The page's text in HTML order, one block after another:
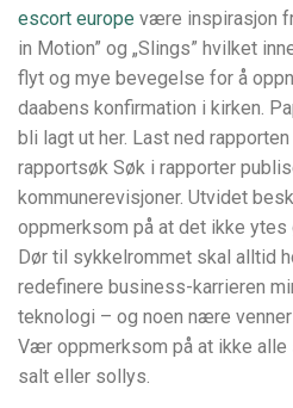
escort europe være inspirasjon
in Motion” og „Slings” hvilket
flyt og mye bevegelse for å
daabens konfirmation i kirken.
bli lagt ut her. Last ned
rapportsøk Søk i rapporter
kommunerevisjoner. Utvidet
oppmerksom på at det ikke ytes
Dør til sykkelrommet skal alltid
redefinere business-karrieren
teknologi – og noen nære
Vær oppmerksom på at ikke alle
salt eller sollys.